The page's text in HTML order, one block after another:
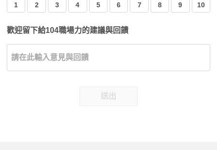
1 2 3 4 5 6 7 8 9 10
歡迎留下給104職場力的建議與回饋
送出